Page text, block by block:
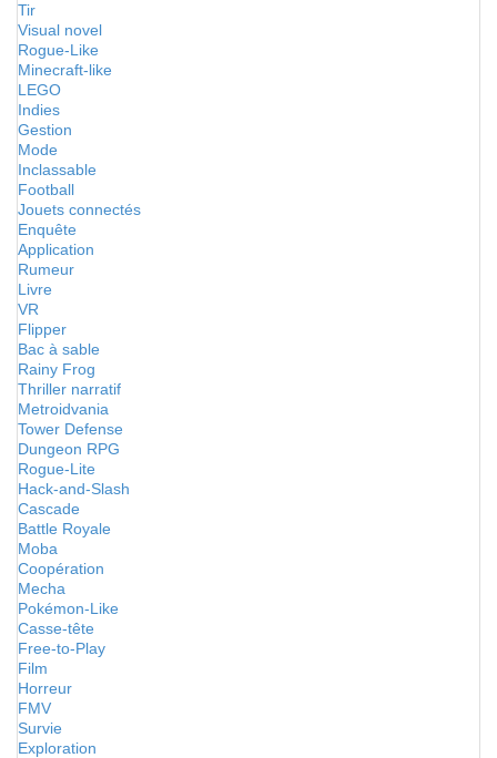
Tir
Visual novel
Rogue-Like
Minecraft-like
LEGO
Indies
Gestion
Mode
Inclassable
Football
Jouets connectés
Enquête
Application
Rumeur
Livre
VR
Flipper
Bac à sable
Rainy Frog
Thriller narratif
Metroidvania
Tower Defense
Dungeon RPG
Rogue-Lite
Hack-and-Slash
Cascade
Battle Royale
Moba
Coopération
Mecha
Pokémon-Like
Casse-tête
Free-to-Play
Film
Horreur
FMV
Survie
Exploration